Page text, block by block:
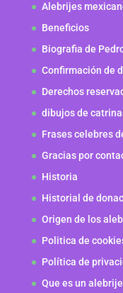
Alebrijes
Beneficios
Biografia de
Confirmación de
Derechos
dibujos de
Frases celebres
Gracias por
Historia
Historial de
Origen de los
Politica de
Política de
Que es un alebrije